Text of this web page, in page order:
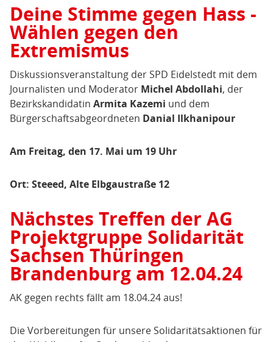
Deine Stimme gegen Hass -
Wählen gegen den
Extremismus
Diskussionsveranstaltung der SPD Eidelstedt mit dem
Journalisten und Moderator Michel Abdollahi, der
Bezirkskandidatin Armita Kazemi und dem
Bürgerschaftsabgeordneten Danial Ilkhanipour
Am Freitag, den 17. Mai um 19 Uhr
Ort: Steeed, Alte Elbgaustraße 12
Nächstes Treffen der AG
Projektgruppe Solidarität
Sachsen Thüringen
Brandenburg am 12.04.24
AK gegen rechts fällt am 18.04.24 aus!
Die Vorbereitungen für unsere Solidaritätsaktionen für